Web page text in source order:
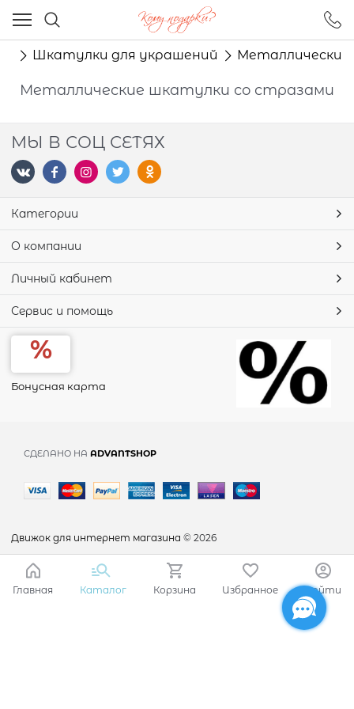
Шкатулки для украшений
Металлические шкатулки со стразами
МЫ В СОЦ СЕТЯХ
Категории
О компании
Личный кабинет
Сервис и помощь
Бонусная карта
СДЕЛАНО НА ADVANTSHOP
Движок для интернет магазина © 2026
Главная Каталог Корзина Избранное Войти
Ваш город - Москва,
угадали?
ДА НЕТ